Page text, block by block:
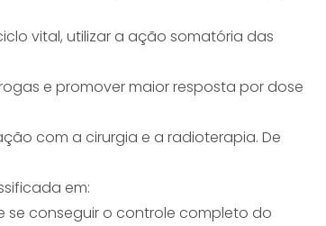
vital, utilizar a ação somatória das
e promover maior resposta por dose
com a cirurgia e a radioterapia. De
em:
se conseguir o controle completo do